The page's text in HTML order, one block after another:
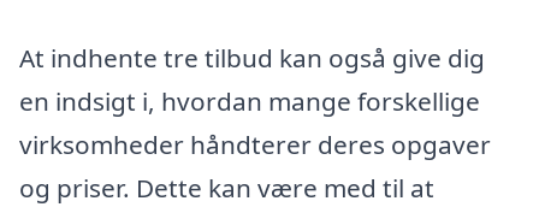
At indhente tre tilbud kan også give dig
en indsigt i, hvordan mange forskellige
virksomheder håndterer deres opgaver
og priser. Dette kan være med til at